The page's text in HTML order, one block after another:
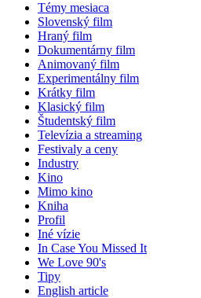
Témy mesiaca
Slovenský film
Hraný film
Dokumentárny film
Animovaný film
Experimentálny film
Krátky film
Klasický film
Študentský film
Televízia a streaming
Festivaly a ceny
Industry
Kino
Mimo kino
Kniha
Profil
Iné vízie
In Case You Missed It
We Love 90's
Tipy
English article